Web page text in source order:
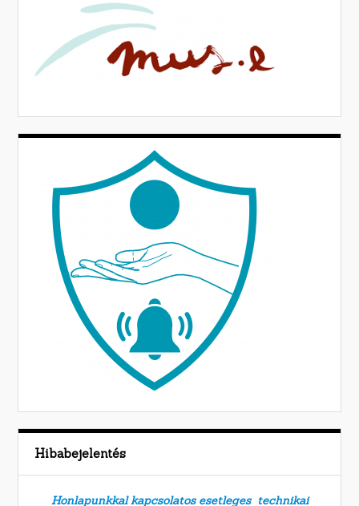
Hibabejelentés
Honlapunkkal kapcsolatos esetleges technikai